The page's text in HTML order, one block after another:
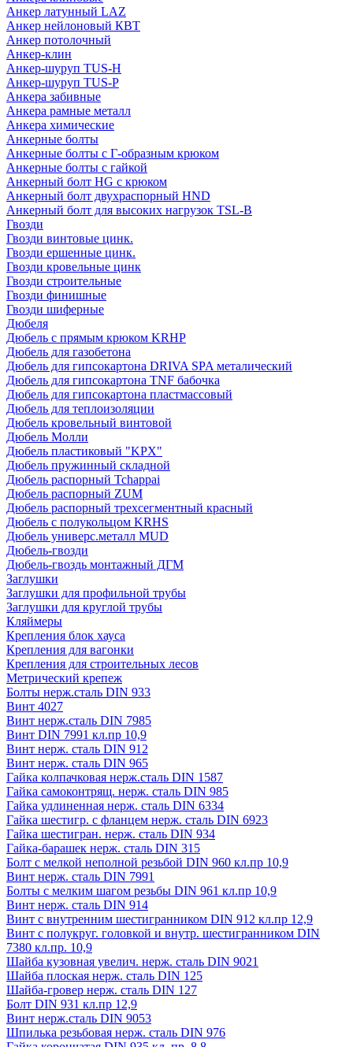
Анкер латунный LAZ
Анкер нейлоновый КВТ
Анкер потолочный
Анкер-клин
Анкер-шуруп TUS-H
Анкер-шуруп TUS-P
Анкера забивные
Анкера рамные металл
Анкера химические
Анкерные болты
Анкерные болты с Г-образным крюком
Анкерные болты с гайкой
Анкерный болт HG с крюком
Анкерный болт двухраспорный HND
Анкерный болт для высоких нагрузок TSL-B
Гвозди
Гвозди винтовые цинк.
Гвозди ершенные цинк.
Гвозди кровельные цинк
Гвозди строительные
Гвозди финишные
Гвозди шиферные
Дюбеля
Дюбель с прямым крюком KRHP
Дюбель для газобетона
Дюбель для гипсокартона DRIVA SPA металический
Дюбель для гипсокартона TNF бабочка
Дюбель для гипсокартона пластмассовый
Дюбель для теплоизоляции
Дюбель кровельный винтовой
Дюбель Молли
Дюбель пластиковый "KPX"
Дюбель пружинный складной
Дюбель распорный Tchappai
Дюбель распорный ZUM
Дюбель распорный трехсегментный красный
Дюбель с полукольцом KRHS
Дюбель универс.металл MUD
Дюбель-гвозди
Дюбель-гвоздь монтажный ДГМ
Заглушки
Заглушки для профильной трубы
Заглушки для круглой трубы
Кляймеры
Крепления блок хауса
Крепления для вагонки
Крепления для строительных лесов
Метрический крепеж
Болты нерж.сталь DIN 933
Винт 4027
Винт нерж.сталь DIN 7985
Винт DIN 7991 кл.пр 10,9
Винт нерж. сталь DIN 912
Винт нерж. сталь DIN 965
Гайка колпачковая нерж.сталь DIN 1587
Гайка самоконтрящ. нерж. сталь DIN 985
Гайка удлиненная нерж. сталь DIN 6334
Гайка шестигр. с фланцем нерж. сталь DIN 6923
Гайка шестигран. нерж. сталь DIN 934
Гайка-барашек нерж. сталь DIN 315
Болт с мелкой неполной резьбой DIN 960 кл.пр 10,9
Винт нерж. сталь DIN 7991
Болты с мелким шагом резьбы DIN 961 кл.пр 10,9
Винт нерж. сталь DIN 914
Винт с внутренним шестигранником DIN 912 кл.пр 12,9
Винт с полукруг. головкой и внутр. шестигранником DIN
7380 кл.пр. 10,9
Шайба кузовная увелич. нерж. сталь DIN 9021
Шайба плоская нерж. сталь DIN 125
Шайба-гровер нерж. сталь DIN 127
Болт DIN 931 кл.пр 12,9
Винт нерж.сталь DIN 9053
Шпилька резьбовая нерж. сталь DIN 976